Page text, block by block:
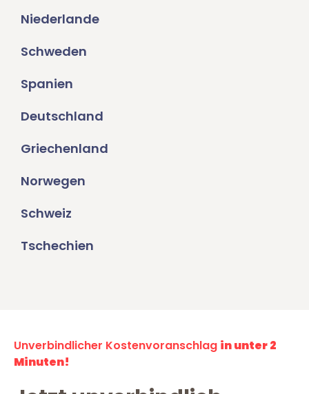
Niederlande
Schweden
Spanien
Deutschland
Griechenland
Norwegen
Schweiz
Tschechien
Unverbindlicher Kostenvoranschlag in unter 2
Minuten!